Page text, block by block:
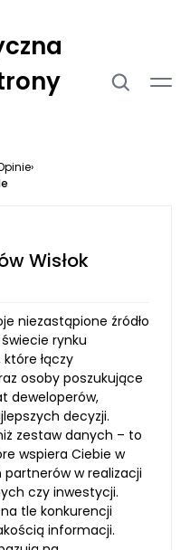
›
Wisłok
niezastąpione źródło
rynku
łączy
osoby poszukujące
deweloperów,
decyzji.
zestaw danych – to
wspiera Ciebie w
w realizacji
czy inwestycji.
tle konkurencji
informacji.